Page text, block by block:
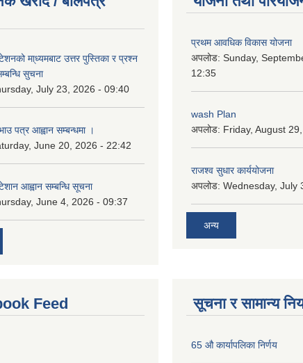
मा्ध्यमबाट उत्तर पुस्तिका र प्रश्न
सुचना
July 23, 2026 - 09:40
पत्र आह्वान सम्बन्धमा ।
June 20, 2026 - 22:42
आह्वान सम्बन्धि सूचना
June 4, 2026 - 09:37
प्रथम आवधिक विकास योजना
अपलोड: Sunday,
12:35
wash Plan
अपलोड: Friday, August
राजश्व सुधार कार्ययोजना
अपलोड: Wednesday, July
अन्य
Feed सूचना र सामान्य
65 औ कार्यापलिका निर्णय